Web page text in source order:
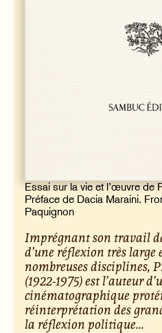
Essai sur la vie et l’œuvre de
Préface de Dacia Maraini.
Paquignon
Imprégnant son travail
d’une réflexion très large
nombreuses disciplines,
(1922-1975) est l’auteur
cinématographique
réinterprétation des
la réflexion politique...